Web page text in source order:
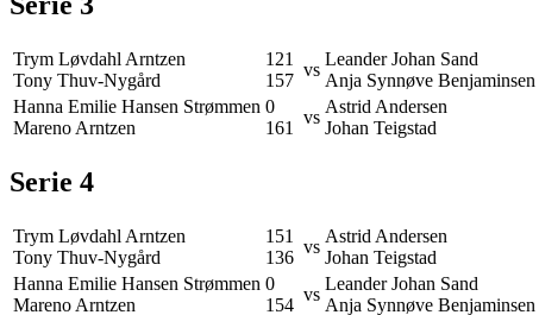
Trym Løvdahl Arntzen
Tony Thuv-Nygård
121
157
vs
Leander Johan Sand
Anja Synnøve Benjaminsen
Hanna Emilie Hansen Strømmen
Mareno Arntzen
0
161
vs
Astrid Andersen
Johan Teigstad
Serie 4
Trym Løvdahl Arntzen
Tony Thuv-Nygård
151
136
vs
Astrid Andersen
Johan Teigstad
Hanna Emilie Hansen Strømmen
Mareno Arntzen
0
154
vs
Leander Johan Sand
Anja Synnøve Benjaminsen